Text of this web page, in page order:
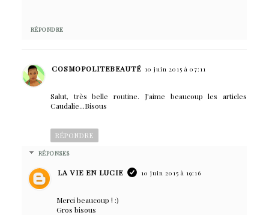
RÉPONDRE
COSMOPOLITEBEAUTÉ 10 juin 2015 à 07:11
Salut, très belle routine. J'aime beaucoup les articles
Caudalie...Bisous
RÉPONDRE
RÉPONSES
LA VIE EN LUCIE 10 juin 2015 à 19:16
Merci beaucoup ! :)
Gros bisous